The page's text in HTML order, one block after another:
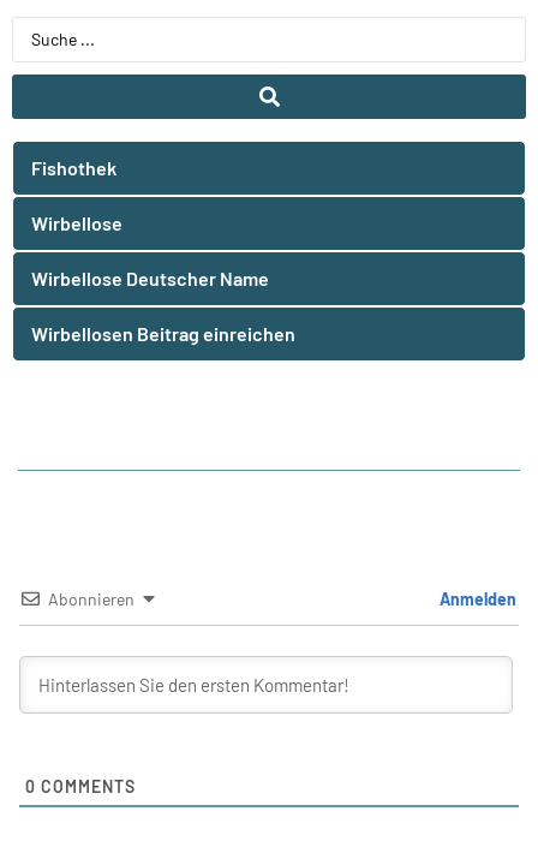
Fishothek
Wirbellose
Wirbellose Deutscher Name
Wirbellosen Beitrag einreichen
Abonnieren Anmelden
0 COMMENTS